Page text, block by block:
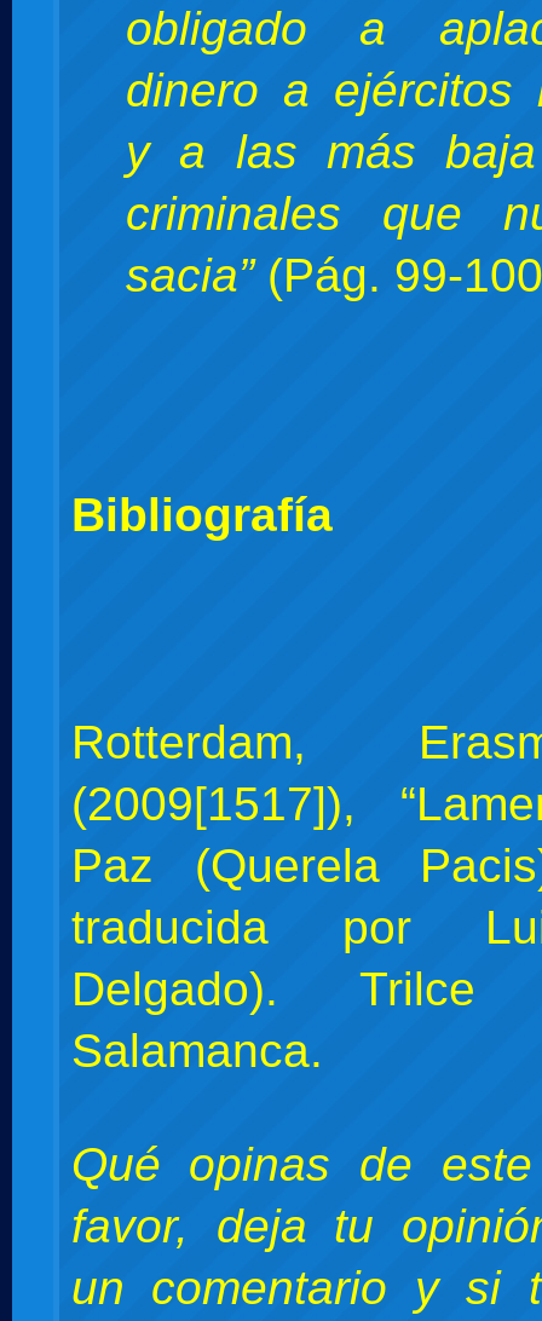
obligado a
dinero a ejércitos
y a las más
criminales que
sacia” (Pág. 99-
Bibliografía
Rotterdam,
(2009[1517]),
Paz (Querela
traducida por
Delgado). Trilce
Salamanca.
Qué opinas de
favor, deja tu
un comentario y si